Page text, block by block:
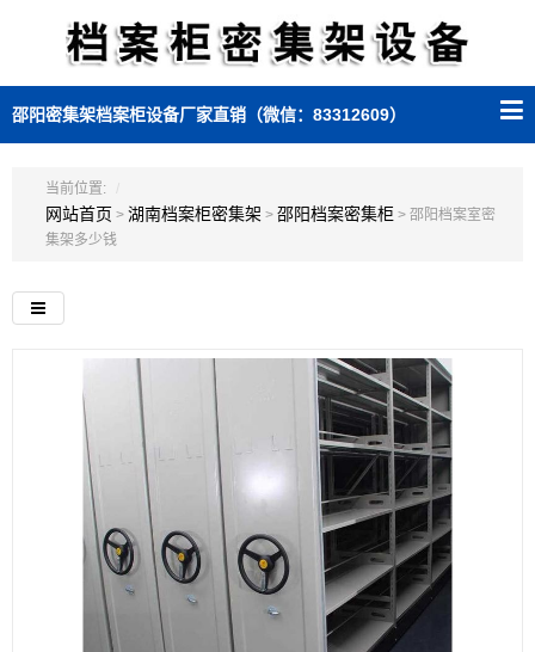
邵阳密集架档案柜设备厂家直销（微信：83312609）
当前位置:
网站首页 > 湖南档案柜密集架 > 邵阳档案密集柜 > 邵阳档案室密
集架多少钱